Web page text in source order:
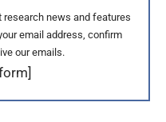
news and features
email address, confirm
our emails.